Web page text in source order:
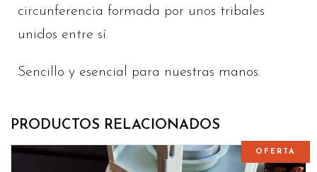
circunferencia formada por unos tribales
unidos entre sí.
Sencillo y esencial para nuestras manos.
PRODUCTOS RELACIONADOS
OFERTA